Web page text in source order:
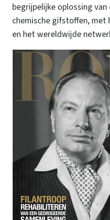
begrijpelijke oplossing
chemische gifstoffen, met
en het wereldwijde